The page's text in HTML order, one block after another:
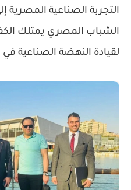
التجربة الصناعية المصرية
الشباب المصري يمتلك
لقيادة النهضة الصناعية في